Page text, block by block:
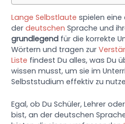
Lange Selbstlaute spielen eine
derdeutschen Sprache und
grundlegend für die korrekte
Wörtern und tragen zur
Liste findest Du alles, was Du
wissen musst, um sie im
Selbststudium effektiv zu
Egal, ob Du Schüler, Lehrer
bist, an der deutschen